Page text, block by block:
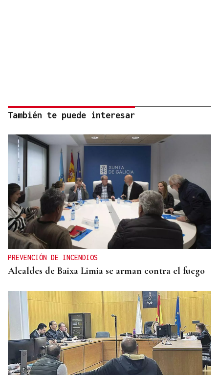
También te puede interesar
PREVENCIÓN DE INCENDIOS
Alcaldes de Baixa Limia se arman contra el fuego